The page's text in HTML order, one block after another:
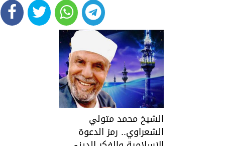
الشيخ محمد متولي
الشعراوي.. رمز الدعوة